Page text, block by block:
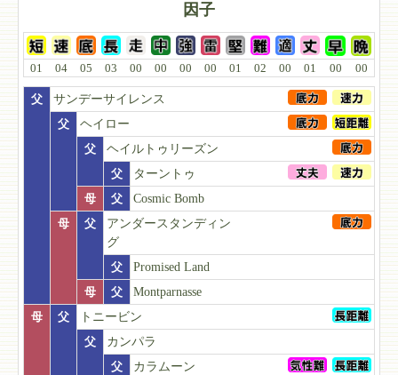
因子
01 04 05 03 00 00 00 00 01 02 00 01 00 00
父
サンデーサイレンス
父
ヘイロー
父
ヘイルトゥリーズン
父
ターントゥ
母
父
Cosmic Bomb
母
父
アンダースタンディン
グ
父
Promised Land
母
父
Montparnasse
母
父
トニービン
父
カンパラ
父
カラムーン